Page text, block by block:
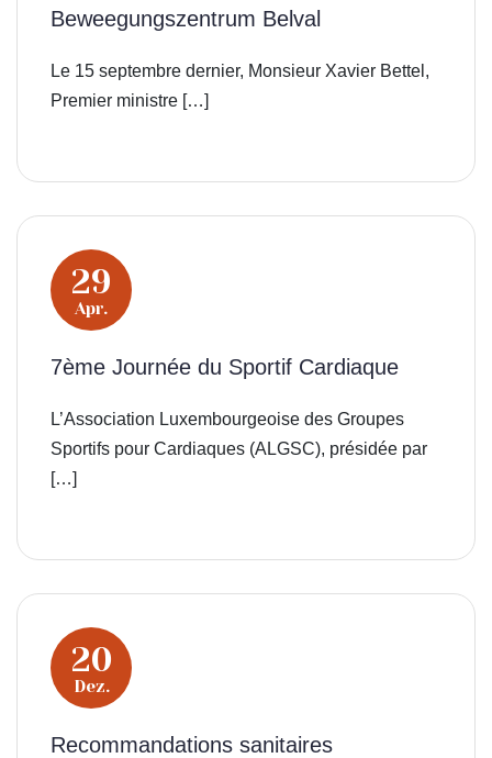
Beweegungszentrum Belval
Le 15 septembre dernier, Monsieur Xavier Bettel,
Premier ministre […]
29
Apr.
7ème Journée du Sportif Cardiaque
L’Association Luxembourgeoise des Groupes
Sportifs pour Cardiaques (ALGSC), présidée par
[…]
20
Dez.
Recommandations sanitaires